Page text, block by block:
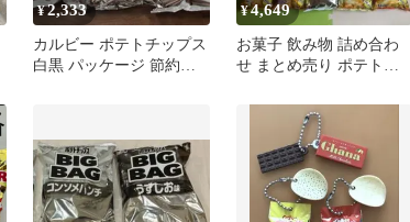
¥2,333
カルビー ポテトチップス
白黒 パッケージ 節約パ
¥4,649
お菓子 飲み物 詰め合わ
せ まとめ売り ポテトチ